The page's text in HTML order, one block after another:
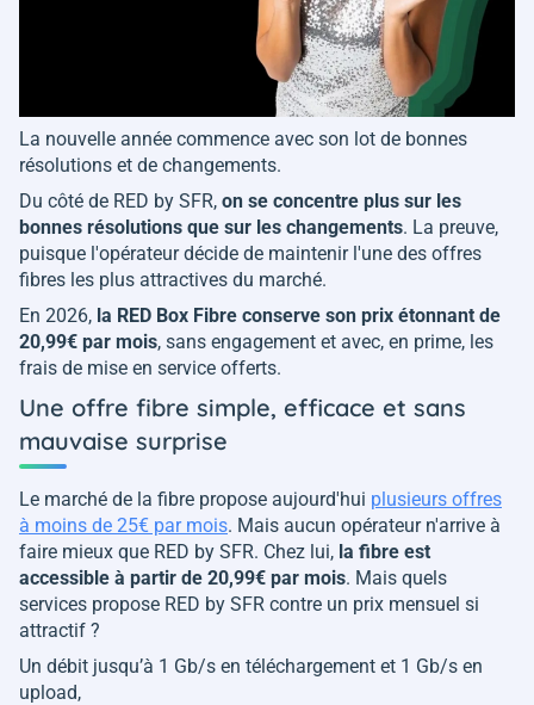
La nouvelle année commence avec son lot de bonnes
résolutions et de changements.
Du côté de RED by SFR, on se concentre plus sur les
bonnes résolutions que sur les changements. La preuve,
puisque l'opérateur décide de maintenir l'une des offres
fibres les plus attractives du marché.
En 2026, la RED Box Fibre conserve son prix étonnant de
20,99€ par mois, sans engagement et avec, en prime, les
frais de mise en service offerts.
Une offre fibre simple, efficace et sans
mauvaise surprise
Le marché de la fibre propose aujourd'hui plusieurs offres
à moins de 25€ par mois. Mais aucun opérateur n'arrive à
faire mieux que RED by SFR. Chez lui, la fibre est
accessible à partir de 20,99€ par mois. Mais quels
services propose RED by SFR contre un prix mensuel si
attractif ?
Un débit jusqu’à 1 Gb/s en téléchargement et 1 Gb/s en
upload,